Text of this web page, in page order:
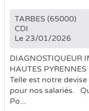
TARBES (65000)
CDI
Le 23/01/2026
DIAGNOSTIQUEUR
HAUTES
Telle est notre
pour nos salariés.
Po...